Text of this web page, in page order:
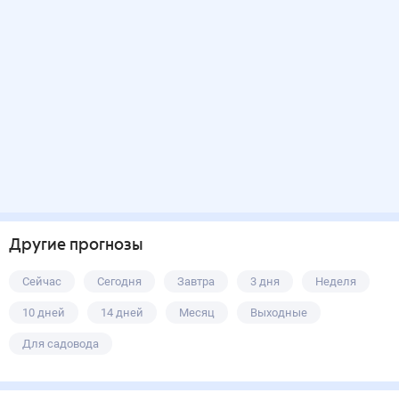
Другие прогнозы
Сейчас Сегодня Завтра 3 дня Неделя
10 дней 14 дней Месяц Выходные
Для садовода